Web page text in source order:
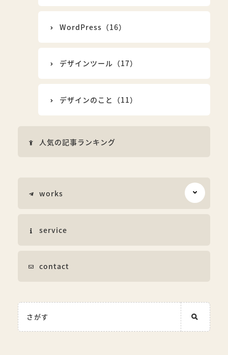
WordPress（16）
デザインツール（17）
デザインのこと（11）
人気の記事ランキング
works
service
contact